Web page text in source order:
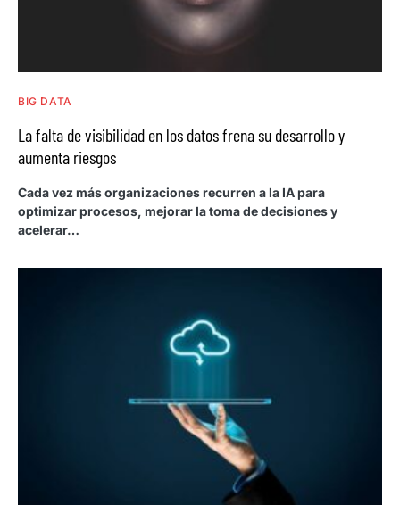
BIG DATA
La falta de visibilidad en los datos frena su desarrollo y
aumenta riesgos
Cada vez más organizaciones recurren a la IA para
optimizar procesos, mejorar la toma de decisiones y
acelerar…